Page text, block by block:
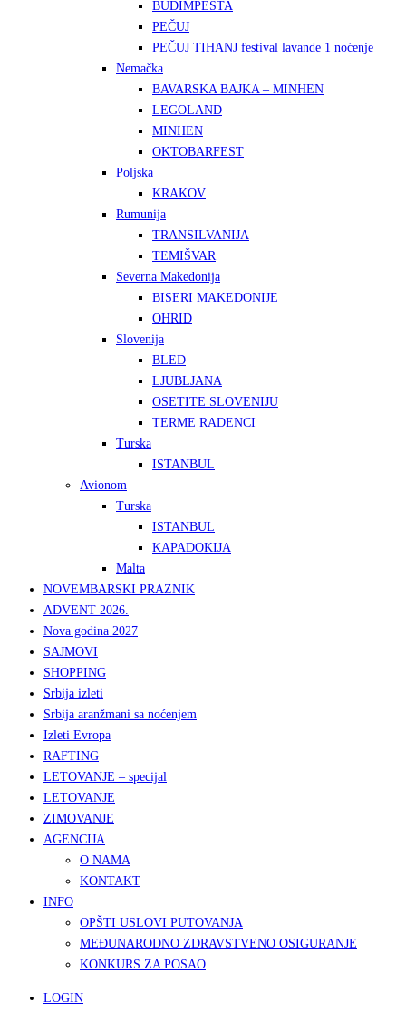
BUDIMPEŠTA
PEČUJ
PEČUJ TIHANJ festival lavande 1 noćenje
Nemačka
BAVARSKA BAJKA – MINHEN
LEGOLAND
MINHEN
OKTOBARFEST
Poljska
KRAKOV
Rumunija
TRANSILVANIJA
TEMIŠVAR
Severna Makedonija
BISERI MAKEDONIJE
OHRID
Slovenija
BLED
LJUBLJANA
OSETITE SLOVENIJU
TERME RADENCI
Turska
ISTANBUL
Avionom
Turska
ISTANBUL
KAPADOKIJA
Malta
NOVEMBARSKI PRAZNIK
ADVENT 2026.
Nova godina 2027
SAJMOVI
SHOPPING
Srbija izleti
Srbija aranžmani sa noćenjem
Izleti Evropa
RAFTING
LETOVANJE – specijal
LETOVANJE
ZIMOVANJE
AGENCIJA
O NAMA
KONTAKT
INFO
OPŠTI USLOVI PUTOVANJA
MEĐUNARODNO ZDRAVSTVENO OSIGURANJE
KONKURS ZA POSAO
LOGIN